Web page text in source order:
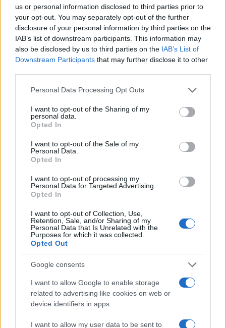
us or personal information disclosed to third parties prior to
your opt-out. You may separately opt-out of the further
disclosure of your personal information by third parties on the
IAB’s list of downstream participants. This information may
also be disclosed by us to third parties on the IAB’s List of
Downstream Participants that may further disclose it to other
Please note that this website/app uses one or more Google
not limited to your visit or usage behaviour. You may click to
grant or deny consent to Google and its third-party tags to
use your data for below specified purposes in below Google
consent section.
Personal Data Processing Opt Outs
I want to opt-out of the Sharing of my
personal data.
Opted In
I want to opt-out of the Sale of my
Personal Data.
Opted In
I want to opt-out of processing my
Personal Data for Targeted Advertising.
Opted In
I want to opt-out of Collection, Use,
Retention, Sale, and/or Sharing of my
Personal Data that Is Unrelated with the
Purposes for which it was collected.
Opted Out
Google consents
I want to allow Google to enable storage
related to advertising like cookies on web or
device identifiers in apps.
I want to allow my user data to be sent to
Σαχαμπό, Αγγελόπουλος, Ζίνι, Μπρινιόλι,
Μουκουντί, Βίντα και φυσικά ο Μάνταλος.
(ΓΙΩΡΓΟΣ ΜΑΤΘΑΙΟΣ / EUROKINISSI)
Σε εκείνο το σημείο -και με τα φώτα να έχουν
χαμηλώσει- το τρόπαιο της Super League
εξαφανίστηκε, για να εμφανιστεί ξαφνικά το
αγωνιστικό αυτοκίνητο του Μάριου Ηλιόπουλου
στον αγωνιστικό χώρο με… μπατιλίκια, και τον
ισχυρό άνδρα της ΑΕΚ να το δίνει στου
αρχηγούς της ομάδας.